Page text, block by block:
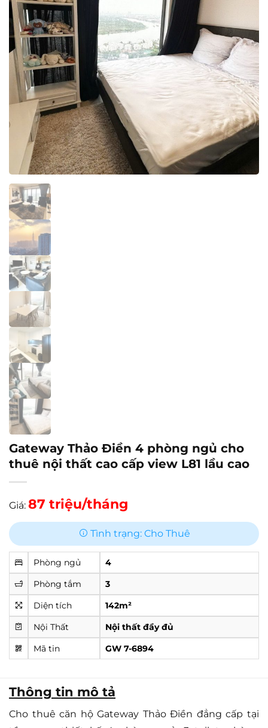
Gateway Thảo Điền 4 phòng ngủ cho
thuê nội thất cao cấp view L81 lầu cao
Giá: 87 triệu/tháng
Tình trạng: Cho Thuê
Phòng ngủ
4
Phòng tắm
3
Diện tích
142m²
Nội Thất
Nội thất đầy đủ
Mã tin
GW 7-6894
Thông tin mô tả
Cho thuê căn hộ Gateway Thảo Điền đẳng cấp tại